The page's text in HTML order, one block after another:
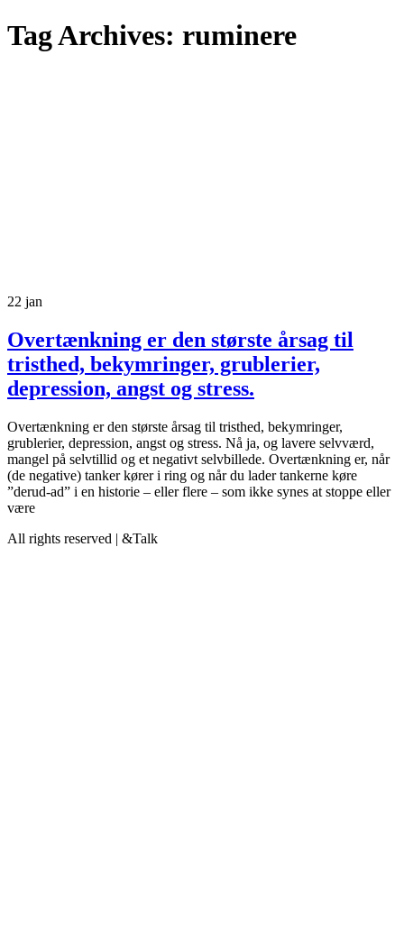
Tag Archives: ruminere
22 jan
Overtænkning er den største årsag til
tristhed, bekymringer, grublerier,
depression, angst og stress.
Overtænkning er den største årsag til tristhed, bekymringer,
grublerier, depression, angst og stress. Nå ja, og lavere selvværd,
mangel på selvtillid og et negativt selvbillede. Overtænkning er, når
(de negative) tanker kører i ring og når du lader tankerne køre
”derud-ad” i en historie – eller flere – som ikke synes at stoppe eller
være
All rights reserved | &Talk